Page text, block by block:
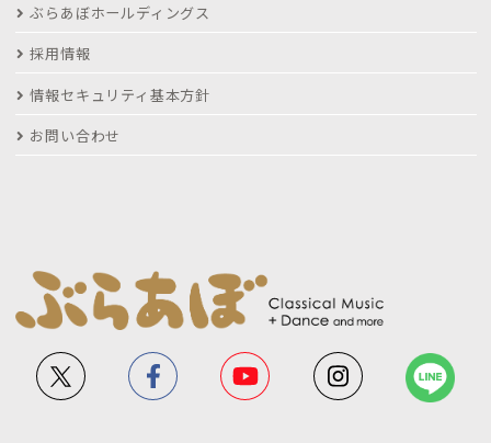
ぶらあぼホールディングス
採用情報
情報セキュリティ基本方針
お問い合わせ